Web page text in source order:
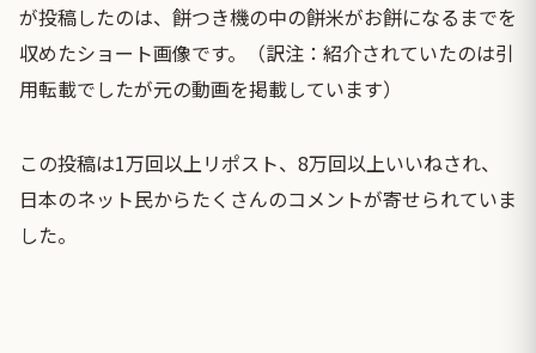
が投稿したのは、餅つき機の中の餅米がお餅になるまでを
収めたショート画像です。（訳注：紹介されていたのは引
用転載でしたが元の動画を掲載しています）
この投稿は1万回以上リポスト、8万回以上いいねされ、
日本のネット民からたくさんのコメントが寄せられていま
した。